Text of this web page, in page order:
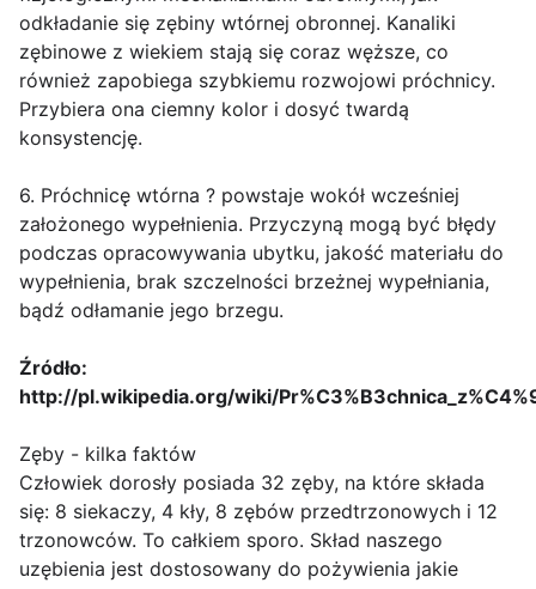
odkładanie się zębiny wtórnej obronnej. Kanaliki
zębinowe z wiekiem stają się coraz węższe, co
również zapobiega szybkiemu rozwojowi próchnicy.
Przybiera ona ciemny kolor i dosyć twardą
konsystencję.
6. Próchnicę wtórna ? powstaje wokół wcześniej
założonego wypełnienia. Przyczyną mogą być błędy
podczas opracowywania ubytku, jakość materiału do
wypełnienia, brak szczelności brzeżnej wypełniania,
bądź odłamanie jego brzegu.
Źródło:
http://pl.wikipedia.org/wiki/
Zęby - kilka faktów
Człowiek dorosły posiada 32 zęby, na które składa
się: 8 siekaczy, 4 kły, 8 zębów przedtrzonowych i 12
trzonowców. To całkiem sporo. Skład naszego
uzębienia jest dostosowany do pożywienia jakie